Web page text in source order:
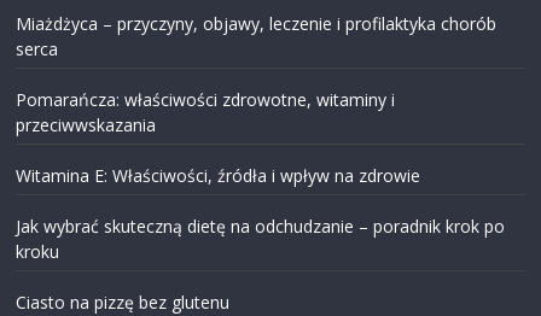
Miażdżyca – przyczyny, objawy, leczenie i profilaktyka chorób
serca
Pomarańcza: właściwości zdrowotne, witaminy i
przeciwwskazania
Witamina E: Właściwości, źródła i wpływ na zdrowie
Jak wybrać skuteczną dietę na odchudzanie – poradnik krok po
kroku
Ciasto na pizzę bez glutenu